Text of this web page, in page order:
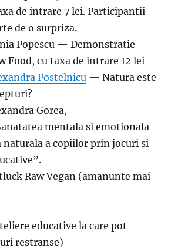
de intrare 7 lei. Participantii
de o surpriza.
Popescu — Demonstratie
Food, cu taxa de intrare 12 lei
Postelnicu — Natura este
Gorea,
mentala si emotionala-
naturala a copiilor prin jocuri si
Raw Vegan (amanunte mai
educative la care pot
restranse)